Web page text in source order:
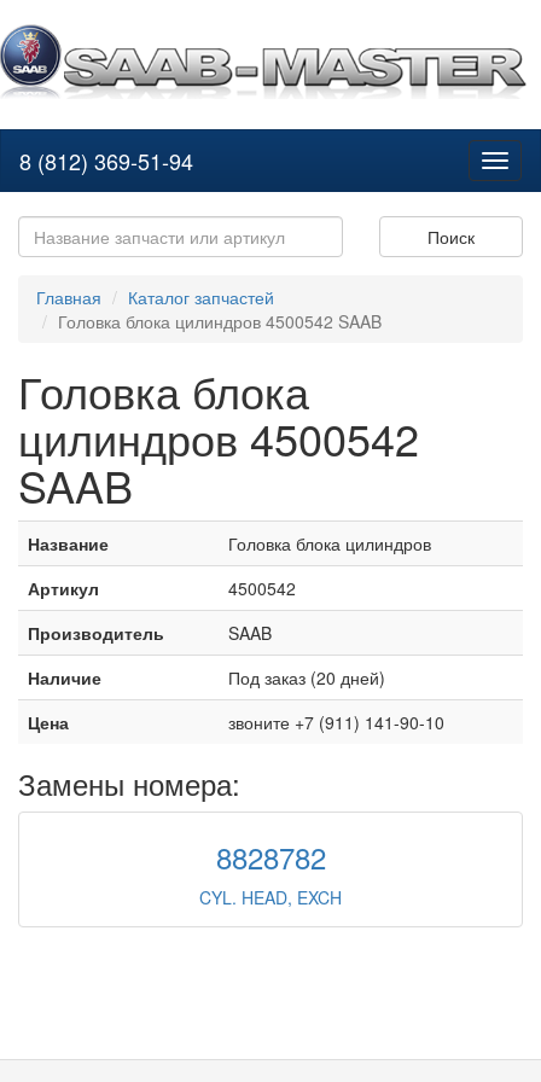
8 (812) 369-51-94
Поиск
Главная
Каталог запчастей
Головка блока цилиндров 4500542 SAAB
Головка блока
цилиндров 4500542
SAAB
Название
Головка блока цилиндров
Артикул
4500542
Производитель
SAAB
Наличие
Под заказ (20 дней)
Цена
звоните +7 (911) 141-90-10
Замены номера:
8828782
CYL. HEAD, EXCH